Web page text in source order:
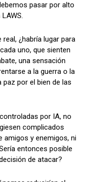
pasar por alto
¿habría lugar para
uno, que sienten
una sensación
a la guerra o la
por el bien de las
por IA, no
complicados
amigos y enemigos, ni
entonces posible
de atacar?